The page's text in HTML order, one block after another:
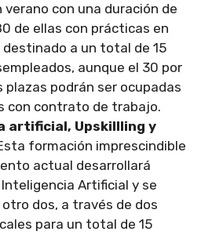
verano con una duración de
de ellas con prácticas en
destinado a un total de 15
aunque el 30 por
plazas podrán ser ocupadas
con contrato de trabajo.
artificial, Upskillling y
formación imprescindible
actual desarrollará
Artificial y se
dos, a través de dos
para un total de 15